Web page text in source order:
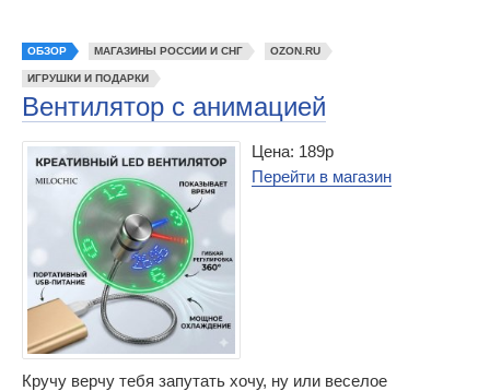
ОБЗОР МАГАЗИНЫ РОССИИ И СНГ OZON.RU
ИГРУШКИ И ПОДАРКИ
Вентилятор с анимацией
Цена: 189р
Перейти в магазин
Кручу верчу тебя запутать хочу, ну или веселое